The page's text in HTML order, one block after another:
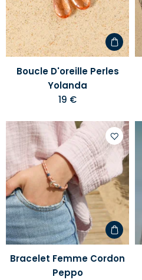
liste
d'envies
Boucle D'oreille Perles
Yolanda
19 €
Ajouter
à
votre
liste
d'envies
Bracelet Femme Cordon
Peppo